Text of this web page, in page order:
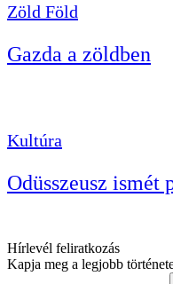
Zöld Föld
Gazda a zöldben
Kultúra
Odüsszeusz ismét
Hírlevél feliratkozás
Kapja meg a legjobb